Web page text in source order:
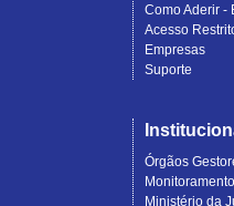
Como Aderir -
Acesso
Empresas
Suporte
Órgãos
Monitoramento
Ministério da